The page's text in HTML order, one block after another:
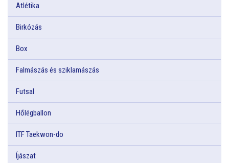
Atlétika
Birkózás
Box
Falmászás és sziklamászás
Futsal
Hőlégballon
ITF Taekwon-do
Íjászat